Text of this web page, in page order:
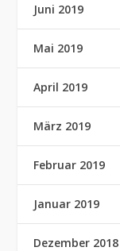
Juni 2019
Mai 2019
April 2019
März 2019
Februar 2019
Januar 2019
Dezember 2018